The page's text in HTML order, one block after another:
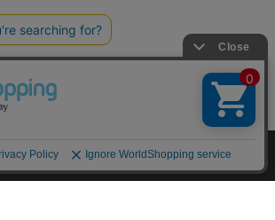
て 特定商取引法に関する表示